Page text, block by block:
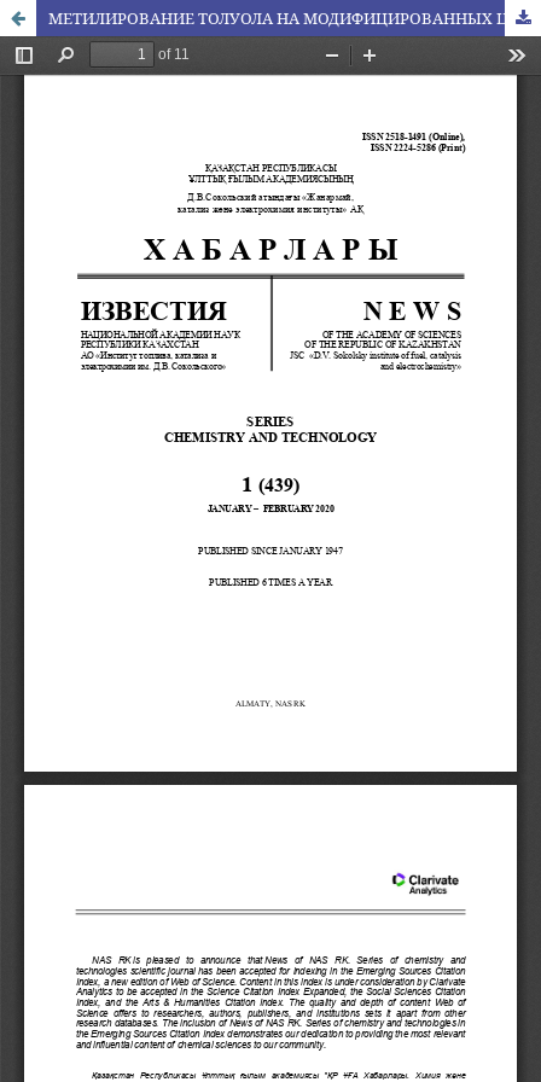
МЕТИЛИРОВАНИЕ ТОЛУОЛА НА МОДИФИЦИРОВАННЫХ ЦЕОЛИТНЫХ КАТАЛИЗАТОРАХ